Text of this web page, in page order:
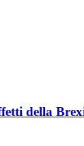
della